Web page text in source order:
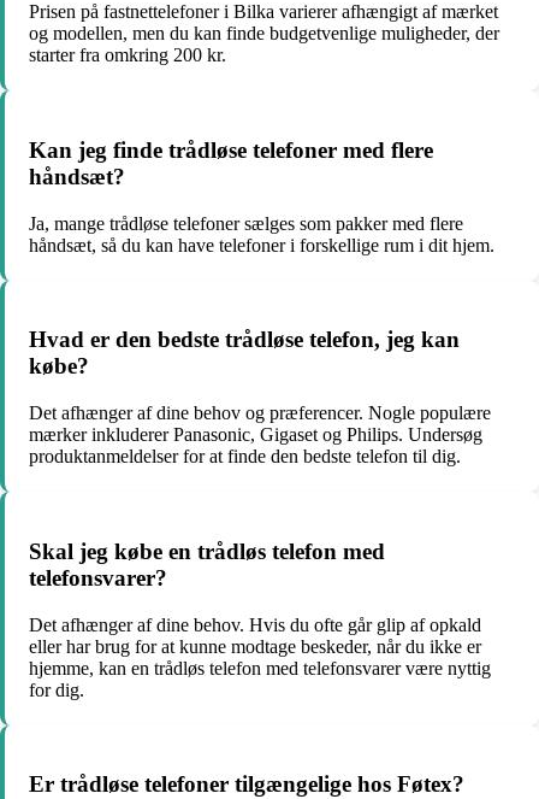
Prisen på fastnettelefoner i Bilka varierer afhængigt af mærket
og modellen, men du kan finde budgetvenlige muligheder, der
starter fra omkring 200 kr.
Kan jeg finde trådløse telefoner med flere
håndsæt?
Ja, mange trådløse telefoner sælges som pakker med flere
håndsæt, så du kan have telefoner i forskellige rum i dit hjem.
Hvad er den bedste trådløse telefon, jeg kan
købe?
Det afhænger af dine behov og præferencer. Nogle populære
mærker inkluderer Panasonic, Gigaset og Philips. Undersøg
produktanmeldelser for at finde den bedste telefon til dig.
Skal jeg købe en trådløs telefon med
telefonsvarer?
Det afhænger af dine behov. Hvis du ofte går glip af opkald
eller har brug for at kunne modtage beskeder, når du ikke er
hjemme, kan en trådløs telefon med telefonsvarer være nyttig
for dig.
Er trådløse telefoner tilgængelige hos Føtex?